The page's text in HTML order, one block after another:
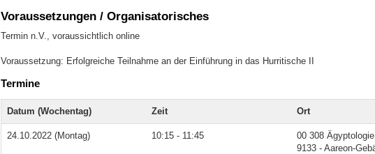
Voraussetzungen / Organisatorisches
Termin n.V., voraussichtlich online
Voraussetzung: Erfolgreiche Teilnahme an der Einführung in das Hurritische II
Termine
Datum (Wochentag) Zeit Ort
24.10.2022 (Montag) 10:15 - 11:45
00 308 Ägyptologie
9133 - Aareon-